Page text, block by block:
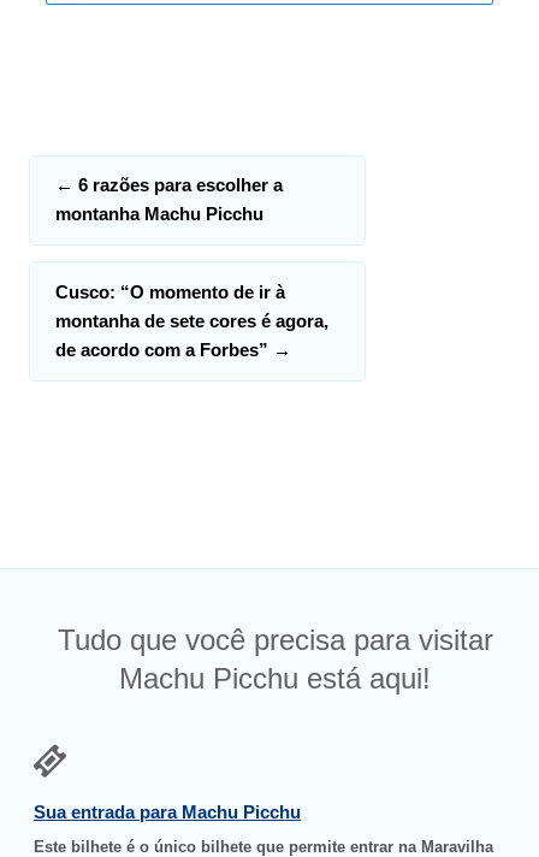
← 6 razões para escolher a
montanha Machu Picchu
Cusco: “O momento de ir à
montanha de sete cores é agora,
de acordo com a Forbes” →
Tudo que você precisa para visitar
Machu Picchu está aqui!
Sua entrada para Machu Picchu
Este bilhete é o único bilhete que permite entrar na Maravilha